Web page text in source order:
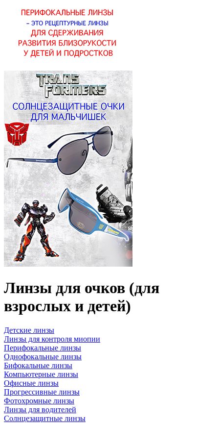
Линзы для очков (для
взрослых и детей)
Детские линзы
Линзы для контроля миопии
Перифокальные линзы
Однофокальные линзы
Бифокальные линзы
Компьютерные линзы
Офисные линзы
Прогрессивные линзы
Фотохромные линзы
Линзы для водителей
Солнцезащитные линзы